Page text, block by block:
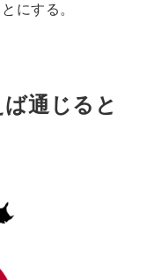
にする。
通じると